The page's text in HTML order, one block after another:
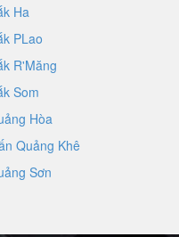
Ha
PLao
R'Măng
Som
Hòa
Quảng Khê
Sơn